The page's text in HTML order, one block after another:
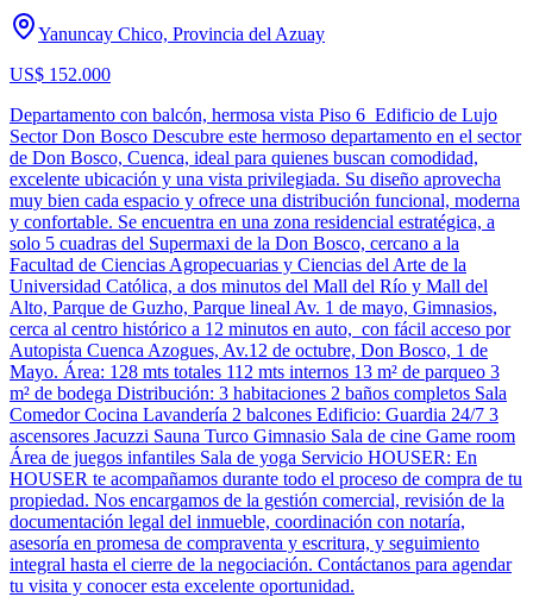
Yanuncay Chico, Provincia del Azuay
US$ 152.000
Departamento con balcón, hermosa vista Piso 6 Edificio de Lujo
Sector Don Bosco Descubre este hermoso departamento en el sector
de Don Bosco, Cuenca, ideal para quienes buscan comodidad,
excelente ubicación y una vista privilegiada. Su diseño aprovecha
muy bien cada espacio y ofrece una distribución funcional, moderna
y confortable. Se encuentra en una zona residencial estratégica, a
solo 5 cuadras del Supermaxi de la Don Bosco, cercano a la
Facultad de Ciencias Agropecuarias y Ciencias del Arte de la
Universidad Católica, a dos minutos del Mall del Río y Mall del
Alto, Parque de Guzho, Parque lineal Av. 1 de mayo, Gimnasios,
cerca al centro histórico a 12 minutos en auto, con fácil acceso por
Autopista Cuenca Azogues, Av.12 de octubre, Don Bosco, 1 de
Mayo. Área: 128 mts totales 112 mts internos 13 m² de parqueo 3
m² de bodega Distribución: 3 habitaciones 2 baños completos Sala
Comedor Cocina Lavandería 2 balcones Edificio: Guardia 24/7 3
ascensores Jacuzzi Sauna Turco Gimnasio Sala de cine Game room
Área de juegos infantiles Sala de yoga Servicio HOUSER: En
HOUSER te acompañamos durante todo el proceso de compra de tu
propiedad. Nos encargamos de la gestión comercial, revisión de la
documentación legal del inmueble, coordinación con notaría,
asesoría en promesa de compraventa y escritura, y seguimiento
integral hasta el cierre de la negociación. Contáctanos para agendar
tu visita y conocer esta excelente oportunidad.